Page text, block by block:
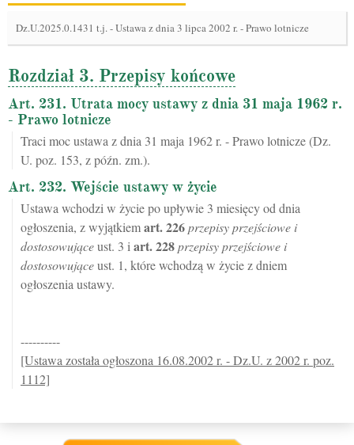
Dz.U.2025.0.1431 t.j.-Ustawa z dnia 3 lipca 2002 r. - Prawo lotnicze
Rozdział 3. Przepisy końcowe
Art. 231. Utrata mocy ustawy z dnia 31 maja 1962 r.
- Prawo lotnicze
Traci moc ustawa z dnia 31 maja 1962 r. - Prawo lotnicze (Dz.
U. poz. 153, z późn. zm.).
Art. 232. Wejście ustawy w życie
Ustawa wchodzi w życie po upływie 3 miesięcy od dnia
ogłoszenia, z wyjątkiemart.226przepisy przejściowe i
dostosowująceust. 3 i art.228przepisy przejściowe i
dostosowująceust. 1, które wchodzą w życie z dniem
ogłoszenia ustawy.
----------
[Ustawa została ogłoszona 16.08.2002 r. - Dz.U. z 2002 r. poz.
1112]